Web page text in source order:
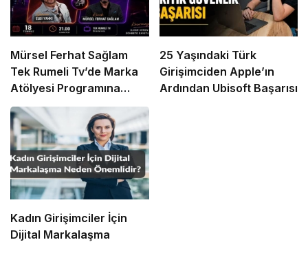
Mürsel Ferhat Sağlam
Tek Rumeli Tv’de Marka
Atölyesi Programına
Konuk Oldu
25 Yaşındaki Türk
Girişimciden Apple’ın
Ardından Ubisoft Başarısı
Kadın Girişimciler İçin
Dijital Markalaşma